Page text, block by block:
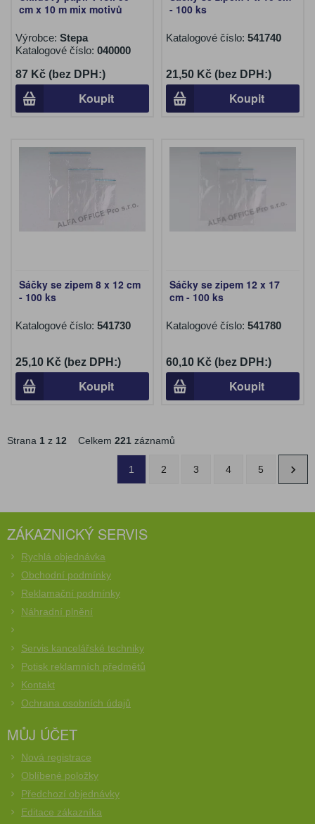
cm x 10 m mix motivů
Výrobce: Stepa
Katalogové číslo: 040000
87 Kč (bez DPH:)
Koupit
- 100 ks
Katalogové číslo: 541740
21,50 Kč (bez DPH:)
Koupit
Sáčky se zipem 8 x 12 cm
- 100 ks
Katalogové číslo: 541730
25,10 Kč (bez DPH:)
Koupit
Sáčky se zipem 12 x 17
cm - 100 ks
Katalogové číslo: 541780
60,10 Kč (bez DPH:)
Koupit
Strana 1 z 12 Celkem 221 záznamů
1 2 3 4 5
ZÁKAZNICKÝ SERVIS
Rychlá objednávka
Obchodní podmínky
Reklamační podmínky
Náhradní plnění
Servis kancelářské techniky
Potisk reklamních předmětů
Kontakt
Ochrana osobních údajů
MŮJ ÚČET
Nová registrace
Oblíbené položky
Předchozí objednávky
Editace zákazníka